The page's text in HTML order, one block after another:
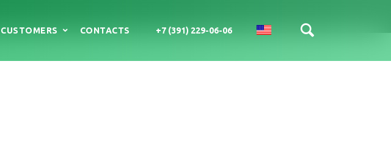
CUSTOMERS CONTACTS +7 (391) 229-06-06